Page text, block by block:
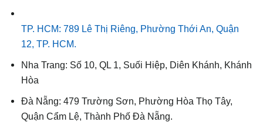
TP. HCM: 789 Lê Thị Riêng, Phường Thới An, Quận
12, TP. HCM.
Nha Trang: Số 10, QL 1, Suối Hiệp, Diên Khánh, Khánh
Hòa
Đà Nẵng: 479 Trường Sơn, Phường Hòa Thọ Tây,
Quận Cẩm Lệ, Thành Phố Đà Nẵng.